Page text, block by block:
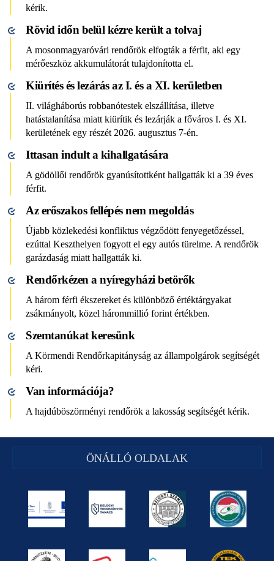
kérik.
Rövid időn belül kézre került a tolvaj
A mosonmagyaróvári rendőrök elfogták a férfit, aki egy
mérőeszköz akkumulátorát tulajdonította el.
Kiürítés és lezárás az I. és a XI. kerületben
II. világháborús robbanótestek elszállítása, illetve
hatástalanítása miatt kiürítik és lezárják a főváros I. és XI.
kerületének egy részét 2026. augusztus 7-én.
Ittasan indult a kihallgatására
A gödöllői rendőrök gyanúsítottként hallgatták ki a 39 éves
férfit.
Az erőszakos fellépés nem megoldás
Újabb közlekedési konfliktus végződött fenyegetőzéssel,
ezúttal Keszthelyen fogyott el egy autós türelme. A rendőrök
garázdaság miatt hallgatták ki.
Rendőrkézen a nyíregyházi betörők
A három férfi ékszereket és különböző értéktárgyakat
zsákmányolt, közel hárommillió forint értékben.
Szemtanúkat keresünk
A Körmendi Rendőrkapitányság az állampolgárok segítségét
kéri.
Van információja?
A hajdúböszörményi rendőrök a lakosság segítségét kérik.
ÖNÁLLÓ OLDALAK